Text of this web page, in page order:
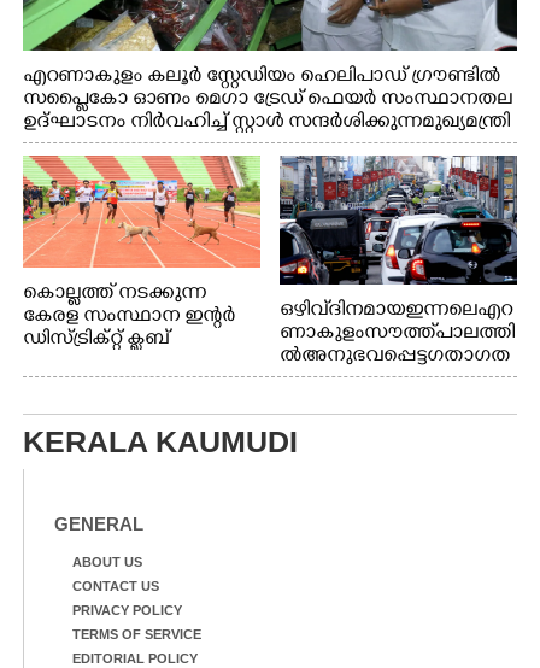
എറണാകുളം കലൂർ സ്റ്റേഡിയം ഹെലിപാഡ് ഗ്രൗണ്ടിൽ
സപ്ളൈകോ ഓണം മെഗാ ട്രേഡ് ഫെയർ സംസ്ഥാനതല
ഉദ്ഘാടനം നിർവഹിച്ച് സ്റ്റാൾ സന്ദർശിക്കുന്ന മുഖ്യമന്ത്രി
വി.ഡി. സതീശൻ. മന്ത്രി അനൂപ് ജേക്കബ് സമീപം
കൊല്ലത്ത് നടക്കുന്ന
കേരള സംസ്ഥാന ഇന്റർ
ഡിസ്ട്രിക്റ്റ് ക്ലബ്
20 ആൺകുട്ടികളുടെ 200
മീറ്റർ ഓട്ടം ഫൈനൽ
മത്സരത്തിനിടെ സിന്തറ്റിക്
ഒഴിവ് ദിനമായ ഇന്നലെ എറ
ണാകുളം സൗത്ത് പാലത്തി
ൽ അനുഭവപ്പെട്ട ഗതാഗത
ക്കുരുക്ക്
KERALA KAUMUDI
GENERAL
ABOUT US
CONTACT US
PRIVACY POLICY
TERMS OF SERVICE
EDITORIAL POLICY